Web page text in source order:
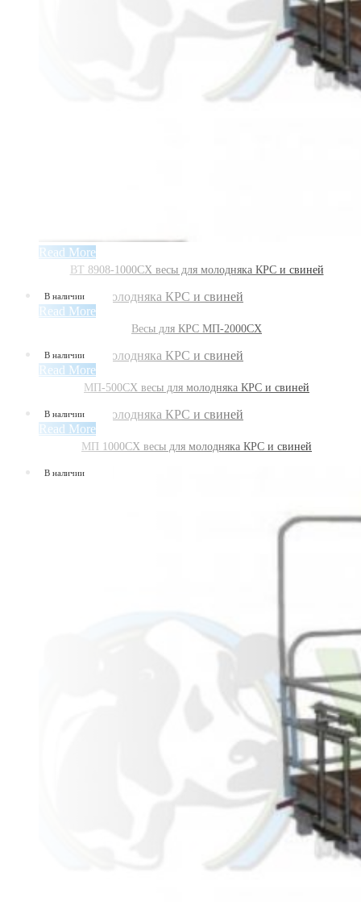
Read More
ВТ 8908-1000СХ весы для молодняка КРС и свиней
В наличии
Read More
Весы для КРС МП-2000СХ
В наличии
Read More
МП-500СХ весы для молодняка КРС и свиней
В наличии
Read More
МП 1000СХ весы для молодняка КРС и свиней
В наличии